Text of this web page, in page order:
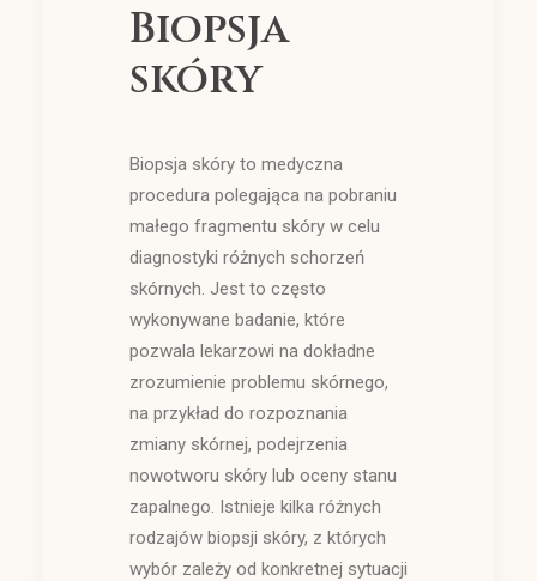
Biopsja
skóry
Biopsja skóry to medyczna
procedura polegająca na pobraniu
małego fragmentu skóry w celu
diagnostyki różnych schorzeń
skórnych. Jest to często
wykonywane badanie, które
pozwala lekarzowi na dokładne
zrozumienie problemu skórnego,
na przykład do rozpoznania
zmiany skórnej, podejrzenia
nowotworu skóry lub oceny stanu
zapalnego. Istnieje kilka różnych
rodzajów biopsji skóry, z których
wybór zależy od konkretnej sytuacji